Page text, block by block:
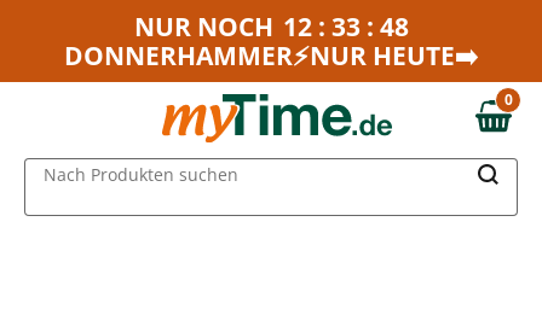
Zum Hauptinhalt springen
Zur Navigation springen
NUR NOCH 12 : 33 : 48
DONNERHAMMER⚡NUR HEUTE➡️
0,00 €
0
Nach Produkten suchen